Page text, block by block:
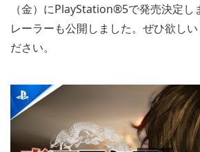
（金）にPlayStation®5で発売決定し
レーラーも公開しました。ぜひ欲し
ださい。